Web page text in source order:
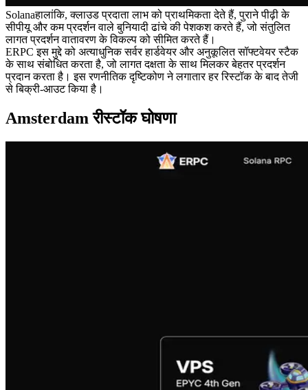
Solanaहालांकि, क्लाउड प्रदाता लाभ को प्राथमिकता देते हैं, पुराने पीढ़ी के
सीपीयू और कम प्रदर्शन वाले बुनियादी ढांचे की पेशकश करते हैं, जो संतुलित
लागत प्रदर्शन वातावरण के विकल्प को सीमित करते हैं।
ERPC इस मुद्दे को अत्याधुनिक सर्वर हार्डवेयर और अनुकूलित सॉफ्टवेयर स्टैक
के साथ संबोधित करता है, जो लागत दक्षता के साथ मिलकर बेहतर प्रदर्शन
प्रदान करता है। इस रणनीतिक दृष्टिकोण ने लगातार हर रिस्टॉक के बाद तेजी
से बिक्री-आउट किया है।
Amsterdam रीस्टॉक घोषणा